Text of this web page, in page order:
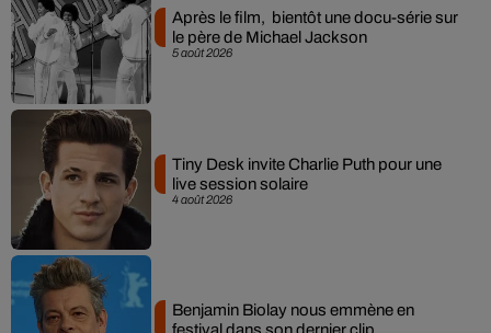
5 août 2026
Après le film, bientôt une docu-série sur
le père de Michael Jackson
4 août 2026
Tiny Desk invite Charlie Puth pour une
live session solaire
Benjamin Biolay nous emmène en